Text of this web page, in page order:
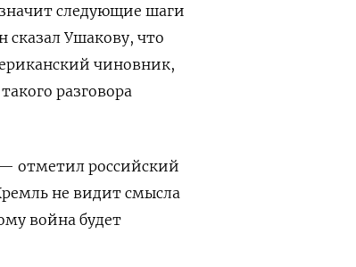
следующие шаги
сказал Ушакову, что
чиновник,
разговора
отметил российский
не видит смысла
война будет